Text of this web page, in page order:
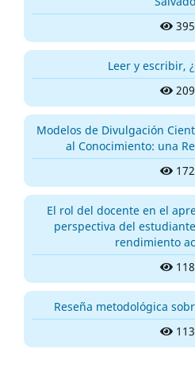
395
Leer y escribir,
209
Modelos de Divulgación
al Conocimiento: una
172
El rol del docente en el
perspectiva del
rendimiento
118
Reseña metodológica
113